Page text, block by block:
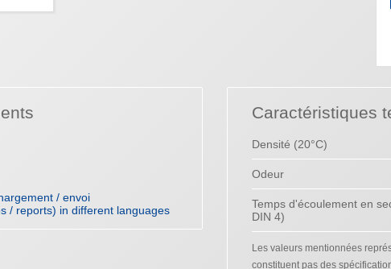
/ envoi
/ reports) in different languages
Caractéristiques
Densité (20°C)
Odeur
Temps d'écoulement en
DIN 4)
Les valeurs mentionnées
constituent pas des